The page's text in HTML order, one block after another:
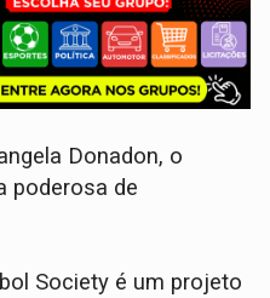
Donadon, o
poderosa de
Society é um projeto